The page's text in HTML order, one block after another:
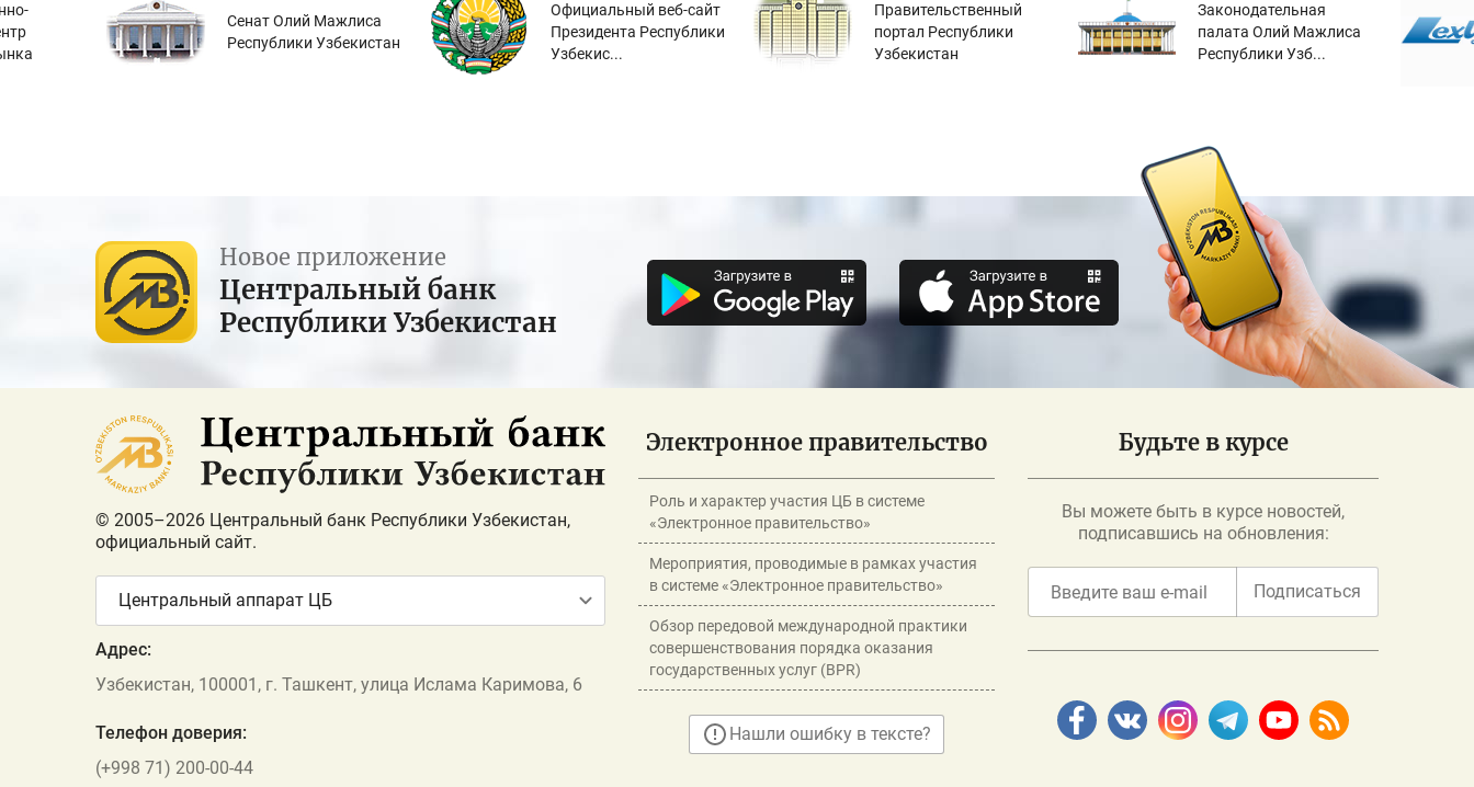
Сенат Олий Мажлиса
Республики Узбекистан
Официальный веб-сайт
Президента Республики
Узбекис...
Правительственный
портал Республики
Узбекистан
Законодательная
палата Олий Мажлиса
Республики Узб...
Новое приложение
Центральный банк
Республики Узбекистан
© 2005–2026 Центральный банк Республики Узбекистан,
официальный сайт.
Центральный аппарат ЦБ
Адрес:
Узбекистан, 100001, г. Ташкент, улица Ислама Каримова, 6
Телефон доверия:
(+998 71) 200-00-44
Электронное правительство
Роль и характер участия ЦБ в системе
«Электронное правительство»
Мероприятия, проводимые в рамках участия
в системе «Электронное правительство»
Обзор передовой международной практики
совершенствования порядка оказания
государственных услуг (BPR)
Нашли ошибку в тексте?
Будьте в курсе
Вы можете быть в курсе новостей,
подписавшись на обновления:
Подписаться